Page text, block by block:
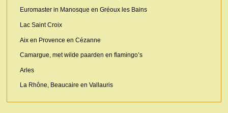
Euromaster in Manosque en Gréoux les Bains
Lac Saint Croix
Aix en Provence en Cézanne
Camargue, met wilde paarden en flamingo’s
Arles
La Rhône, Beaucaire en Vallauris